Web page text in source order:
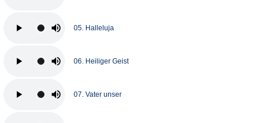
05. Halleluja
06. Heiliger Geist
07. Vater unser